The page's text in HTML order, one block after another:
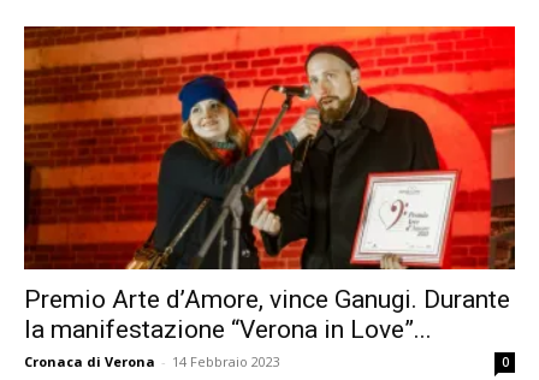
Premio Arte d’Amore, vince Ganugi. Durante
la manifestazione “Verona in Love”...
Cronaca di Verona - 14 Febbraio 2023 0